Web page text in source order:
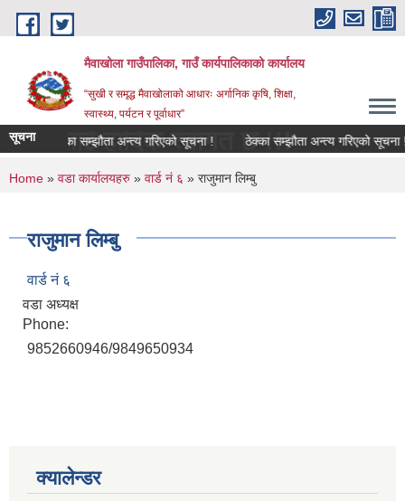
Skip to main content
मैवाखोला गाउँपालिका, गाउँ कार्यपालिकाको कार्यालय
“सुखी र समृद्ध मैवाखोलाको आधारः अर्गानिक कृषि, शिक्षा,
स्वास्थ्य, पर्यटन र पूर्वाधार”
हार्दिक स्वागत छ !!!
सूचनाठेक्का सम्झौता अन्त्य गरिएको सूचना ! ठेक्का सम्झौता अन्त्य गरिएको सूचना !
You are here
Home » वडा कार्यालयहरु » वार्ड नं ६ » राजुमान लिम्बु
राजुमान लिम्बु
वार्ड नं ६
वडा अध्यक्ष
Phone:
9852660946/9849650934
क्यालेन्डर